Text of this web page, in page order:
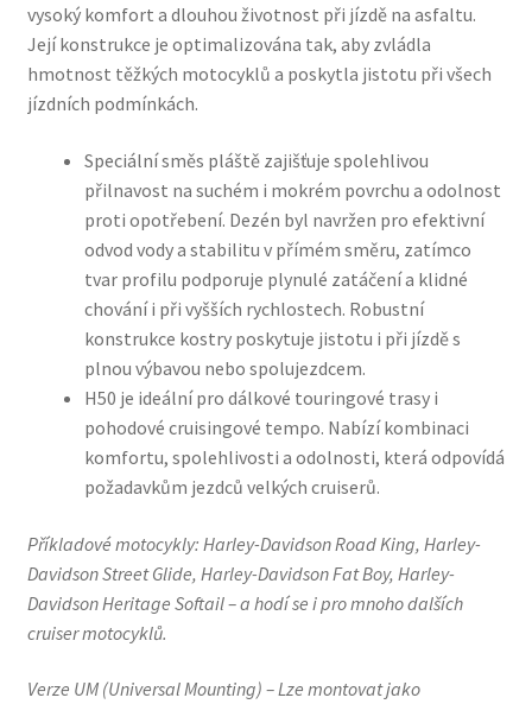
vysoký komfort a dlouhou životnost při jízdě na asfaltu.
Její konstrukce je optimalizována tak, aby zvládla
hmotnost těžkých motocyklů a poskytla jistotu při všech
jízdních podmínkách.
Speciální směs pláště zajišťuje spolehlivou
přilnavost na suchém i mokrém povrchu a odolnost
proti opotřebení. Dezén byl navržen pro efektivní
odvod vody a stabilitu v přímém směru, zatímco
tvar profilu podporuje plynulé zatáčení a klidné
chování i při vyšších rychlostech. Robustní
konstrukce kostry poskytuje jistotu i při jízdě s
plnou výbavou nebo spolujezdcem.
H50 je ideální pro dálkové touringové trasy i
pohodové cruisingové tempo. Nabízí kombinaci
komfortu, spolehlivosti a odolnosti, která odpovídá
požadavkům jezdců velkých cruiserů.
Příkladové motocykly: Harley-Davidson Road King, Harley-
Davidson Street Glide, Harley-Davidson Fat Boy, Harley-
Davidson Heritage Softail – a hodí se i pro mnoho dalších
cruiser motocyklů.
Verze UM (Universal Mounting) – Lze montovat jako